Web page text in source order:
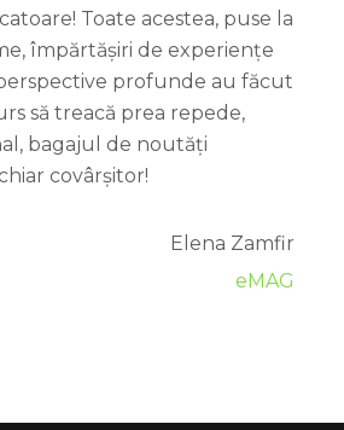
Toate acestea, puse la
împărtășiri de experiențe
profunde au făcut
să treacă prea repede,
bagajul de noutăți
covârșitor!
Elena Zamfir
eMAG